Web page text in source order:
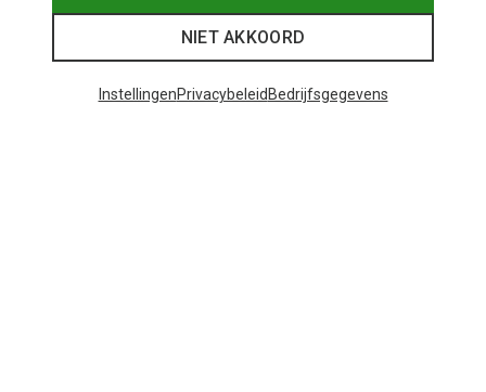
NIET AKKOORD
InstellingenPrivacybeleid Bedrijfsgegevens